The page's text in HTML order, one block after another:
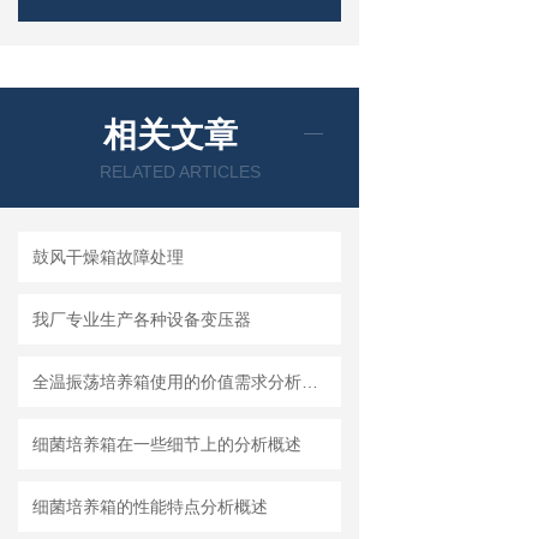
相关文章
RELATED ARTICLES
鼓风干燥箱故障处理
我厂专业生产各种设备变压器
细菌培养箱在一些细节上的分析概述
细菌培养箱的性能特点分析概述